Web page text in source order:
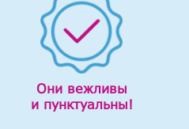
Они вежливы
и пунктуальны!